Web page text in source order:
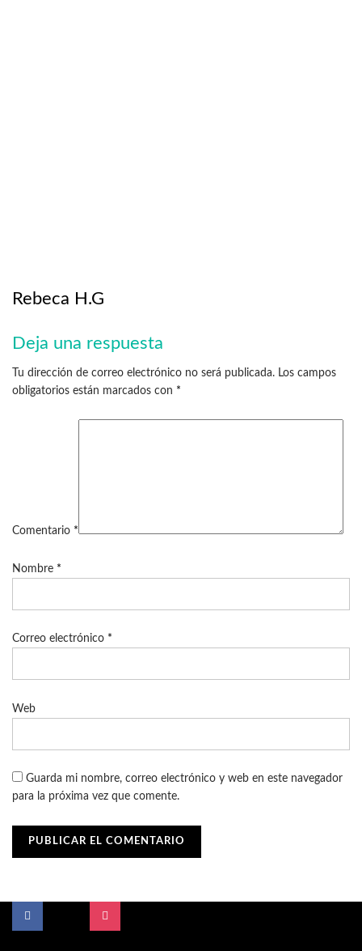
Rebeca H.G
Deja una respuesta
Tu dirección de correo electrónico no será publicada. Los campos
obligatorios están marcados con *
Comentario *
Nombre *
Correo electrónico *
Web
Guarda mi nombre, correo electrónico y web en este navegador
para la próxima vez que comente.